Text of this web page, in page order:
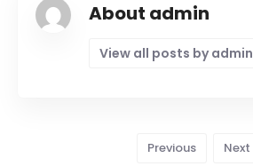
About admin
View all posts by admin
Previous Next